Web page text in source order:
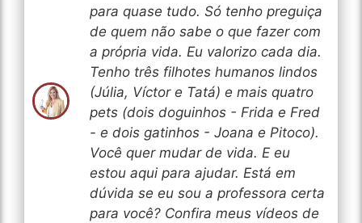
para quase tudo. Só tenho preguiça
de quem não sabe o que fazer com
a própria vida. Eu valorizo cada dia.
Tenho três filhotes humanos lindos
(Júlia, Víctor e Tatá) e mais quatro
pets (dois doguinhos - Frida e Fred
- e dois gatinhos - Joana e Pitoco).
Você quer mudar de vida. E eu
estou aqui para ajudar. Está em
dúvida se eu sou a professora certa
para você? Confira meus vídeos de